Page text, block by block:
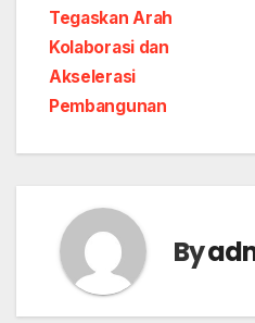
navigation
Tegaskan Arah
Kolaborasi dan
Akselerasi
Pembangunan
By